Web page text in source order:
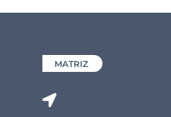
MATRIZ